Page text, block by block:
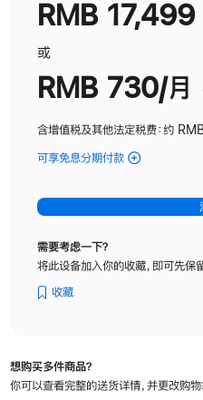
RMB 17,499
或
RMB 730/月
含增值税及其他法定税费：约
可享免息分期付款 (Studio
-
纳
理
可
需要考虑一下？
将此设备加入你的收藏，即可先保
收藏
想购买多件商品？
你可以查看完整的送货详情，并更改购物